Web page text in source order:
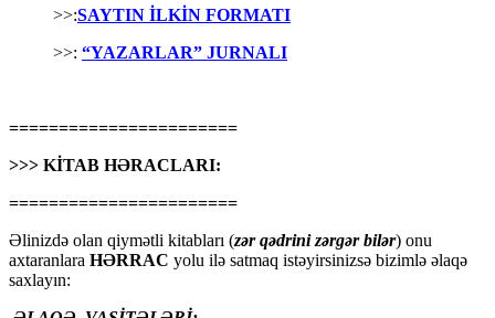
>>:SAYTIN İLKİN FORMATI
>>: “YAZARLAR” JURNALI
=======================
>>> KİTAB HƏRACLARI:
=======================
Əlinizdə olan qiymətli kitabları (zər qədrini zərgər bilər) onu
axtaranlara HƏRRAC yolu ilə satmaq istəyirsinizsə bizimlə əlaqə
saxlayın: